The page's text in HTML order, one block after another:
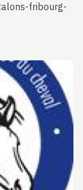
fribourg-